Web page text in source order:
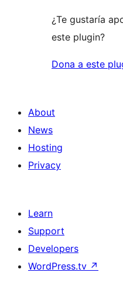
¿Te gustaría
este plugin?
Dona a este
About
News
Hosting
Privacy
Learn
Support
Developers
WordPress.tv ↗